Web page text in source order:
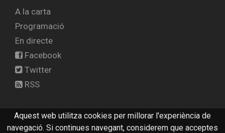
Aquest web utilitza cookies per millorar l'experiència de
navegació. Si continues navegant, considerem que acceptes
A la carta
Programació
En directe
Facebook
Twitter
RSS
© 2026 radiolescala.cat -Avís legal-Contactar